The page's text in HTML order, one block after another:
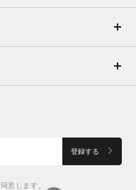
登録する
意します。